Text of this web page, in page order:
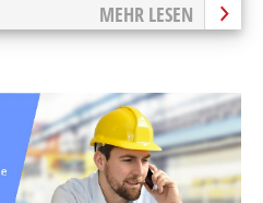
MEHR LESEN